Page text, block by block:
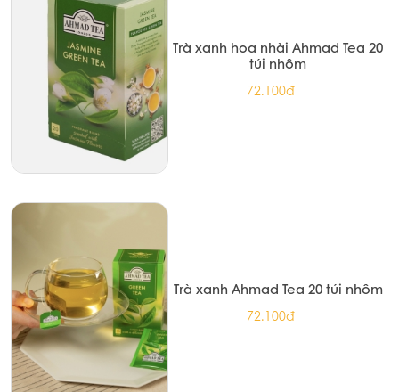
Trà xanh hoa nhài Ahmad Tea 20
túi nhôm
72.100đ
Trà xanh Ahmad Tea 20 túi nhôm
72.100đ